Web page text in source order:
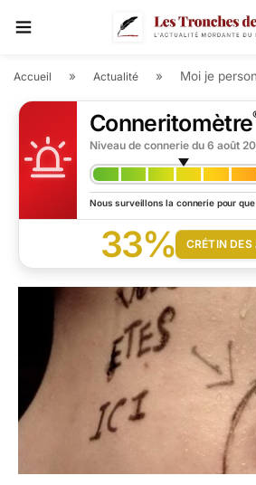
Accueil » Actualité » Moi je
Conneritomètre
Niveau de connerie du 6 août
Nous surveillons la connerie pour
33% CRÉTIN DES